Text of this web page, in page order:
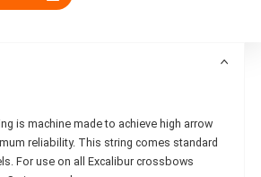
is machine made to achieve high arrow
reliability. This string comes standard
For use on all Excalibur crossbows